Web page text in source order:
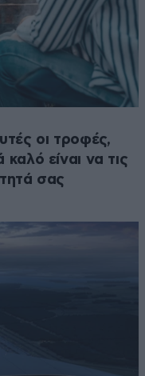
οι τροφές,
είναι να τις
σας